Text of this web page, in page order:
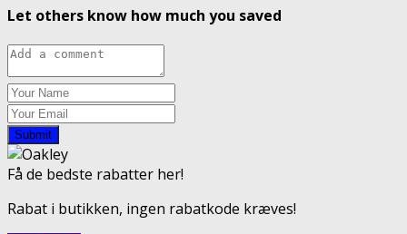
Let others know how much you saved
Submit
Få de bedste rabatter her!
Rabat i butikken, ingen rabatkode kræves!